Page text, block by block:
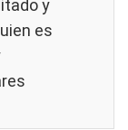
y
es